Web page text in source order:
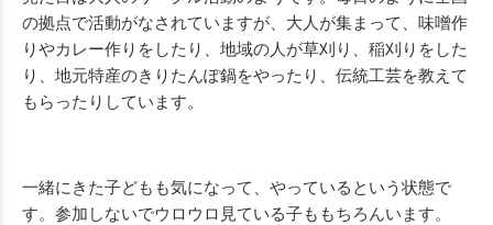
の拠点で活動がなされていますが、大人が集まって、味噌作
りやカレー作りをしたり、地域の人が草刈り、稲刈りをした
り、地元特産のきりたんぽ鍋をやったり、伝統工芸を教えて
もらったりしています。
一緒にきた子どもも気になって、やっているという状態で
す。参加しないでウロウロ見ている子ももちろんいます。